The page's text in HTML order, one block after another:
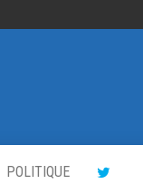
POLITIQUE